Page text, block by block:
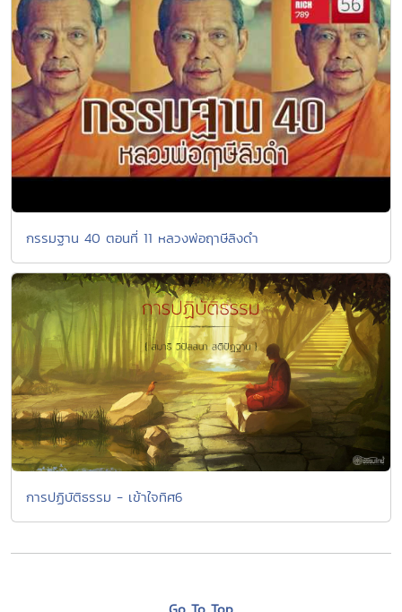
กรรมฐาน 40 ตอนที่ 11 หลวงพ่อฤาษีลิงดำ
การปฏิบัติธรรม - เข้าใจทิศ6